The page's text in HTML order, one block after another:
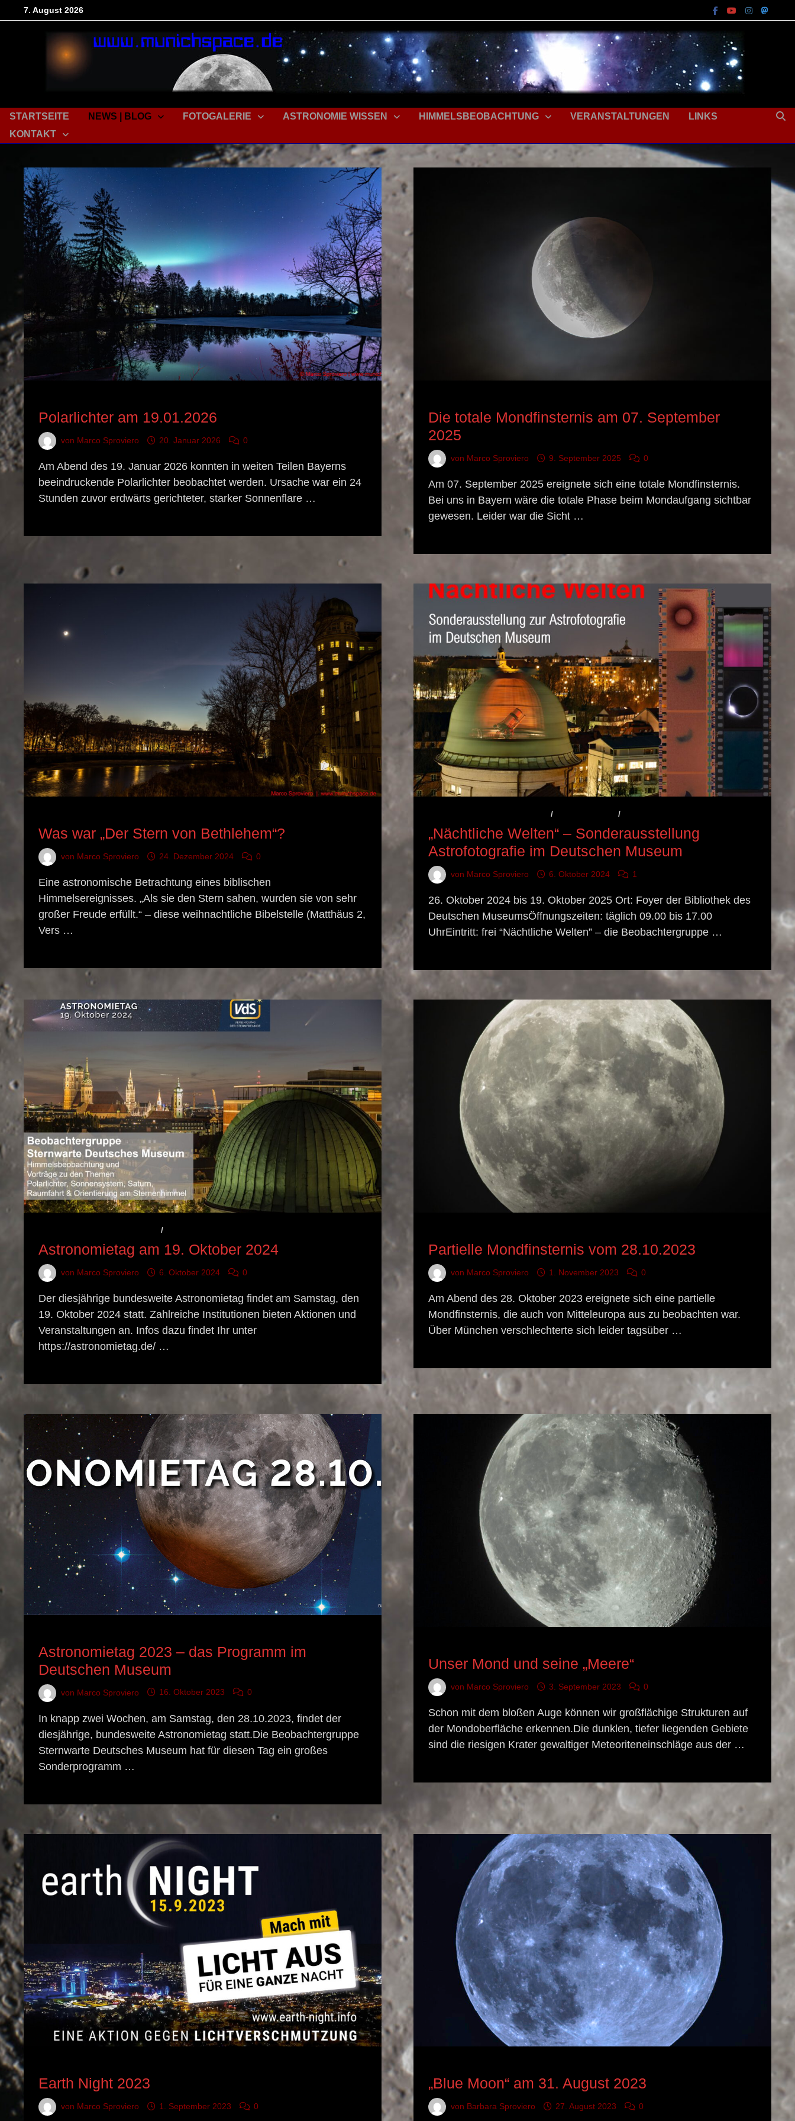
Inhalt
7. August 2026
STARTSEITE NEWS | BLOG FOTOGALERIE ASTRONOMIE WISSEN HIMMELSBEOBACHTUNG VERANSTALTUNGEN
LINKS
KONTAKT
News
|
Blog
Polarlichter am 19.01.2026
von Marco Sproviero 20. Januar 2026 0
Am Abend des 19. Januar 2026 konnten in weiten Teilen Bayerns
beeindruckende Polarlichter beobachtet werden. Ursache war ein 24
Stunden zuvor erdwärts gerichteter, starker Sonnenflare …
Die totale Mondfinsternis am 07. September
2025
von Marco Sproviero 9. September 2025 0
Am 07. September 2025 ereignete sich eine totale Mondfinsternis.
Bei uns in Bayern wäre die totale Phase beim Mondaufgang sichtbar
gewesen. Leider war die Sicht …
Was war „Der Stern von Bethlehem“?
von Marco Sproviero 24. Dezember 2024 0
Eine astronomische Betrachtung eines biblischen
Himmelsereignisses. „Als sie den Stern sahen, wurden sie von sehr
großer Freude erfüllt.“ – diese weihnachtliche Bibelstelle (Matthäus 2,
Vers …
/ /
„Nächtliche Welten“ – Sonderausstellung
Astrofotografie im Deutschen Museum
von Marco Sproviero 6. Oktober 2024 1
26. Oktober 2024 bis 19. Oktober 2025 Ort: Foyer der Bibliothek des
Deutschen MuseumsÖffnungszeiten: täglich 09.00 bis 17.00
UhrEintritt: frei “Nächtliche Welten” – die Beobachtergruppe …
/
Astronomietag am 19. Oktober 2024
von Marco Sproviero 6. Oktober 2024 0
Der diesjährige bundesweite Astronomietag findet am Samstag, den
19. Oktober 2024 statt. Zahlreiche Institutionen bieten Aktionen und
Veranstaltungen an. Infos dazu findet Ihr unter
https://astronomietag.de/ …
Partielle Mondfinsternis vom 28.10.2023
von Marco Sproviero 1. November 2023 0
Am Abend des 28. Oktober 2023 ereignete sich eine partielle
Mondfinsternis, die auch von Mitteleuropa aus zu beobachten war.
Über München verschlechterte sich leider tagsüber …
Astronomietag 2023 – das Programm im
Deutschen Museum
von Marco Sproviero 16. Oktober 2023 0
In knapp zwei Wochen, am Samstag, den 28.10.2023, findet der
diesjährige, bundesweite Astronomietag statt.Die Beobachtergruppe
Sternwarte Deutsches Museum hat für diesen Tag ein großes
Sonderprogramm …
Unser Mond und seine „Meere“
von Marco Sproviero 3. September 2023 0
Schon mit dem bloßen Auge können wir großflächige Strukturen auf
der Mondoberfläche erkennen.Die dunklen, tiefer liegenden Gebiete
sind die riesigen Krater gewaltiger Meteoriteneinschläge aus der …
Earth Night 2023
von Marco Sproviero 1. September 2023 0
„Blue Moon“ am 31. August 2023
von Barbara Sproviero 27. August 2023 0